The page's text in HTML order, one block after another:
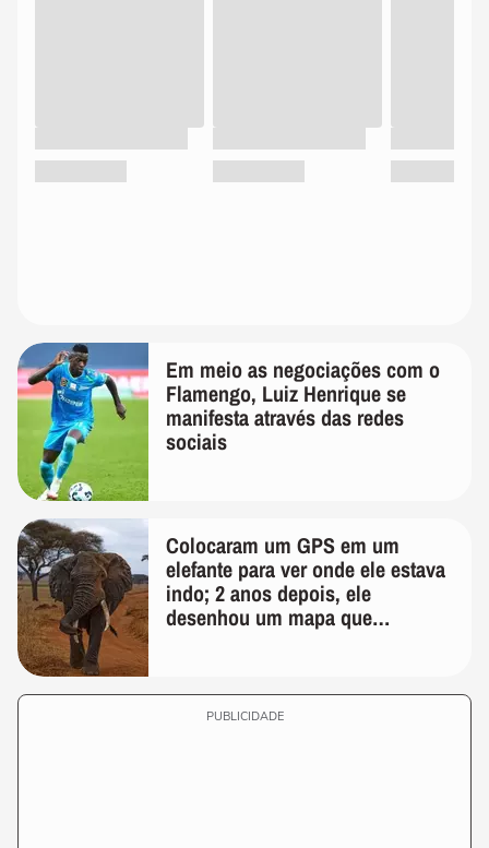
Em meio as negociações com o
Flamengo, Luiz Henrique se
manifesta através das redes
sociais
Colocaram um GPS em um
elefante para ver onde ele estava
indo; 2 anos depois, ele
desenhou um mapa que
PUBLICIDADE